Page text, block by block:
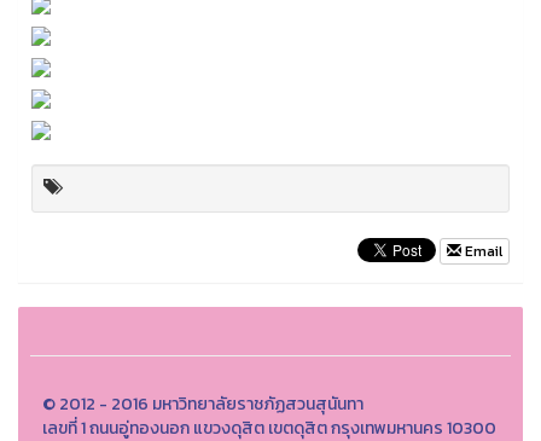
Email
© 2012 - 2016 มหาวิทยาลัยราชภัฏสวนสุนันทา
เลขที่ 1 ถนนอู่ทองนอก แขวงดุสิต เขตดุสิต กรุงเทพมหานคร 10300